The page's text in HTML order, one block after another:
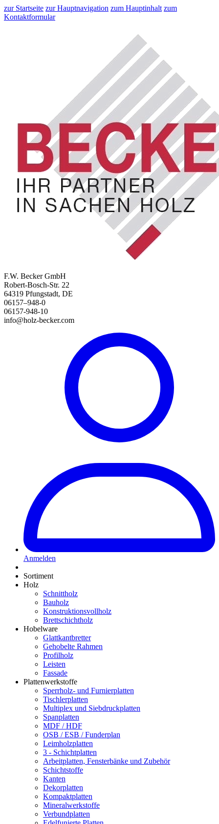
zur Startseite zur Hauptnavigation zum Hauptinhalt zum
Kontaktformular
F.W. Becker GmbH
Robert-Bosch-Str. 22
64319 Pfungstadt, DE
06157–948-0
06157-948-10
info@holz-becker.com
Anmelden
Sortiment
Holz
Schnittholz
Bauholz
Konstruktionsvollholz
Brettschichtholz
Hobelware
Glattkantbretter
Gehobelte Rahmen
Profilholz
Leisten
Fassade
Plattenwerkstoffe
Sperrholz- und Furnierplatten
Tischlerplatten
Multiplex und Siebdruckplatten
Spanplatten
MDF / HDF
OSB / ESB / Funderplan
Leimholzplatten
3 - Schichtplatten
Arbeitplatten, Fensterbänke und Zubehör
Schichtstoffe
Kanten
Dekorplatten
Kompaktplatten
Mineralwerkstoffe
Verbundplatten